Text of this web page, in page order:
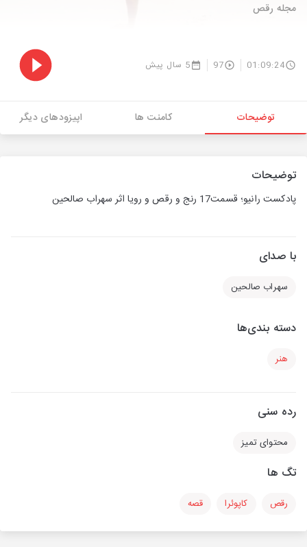
مجله رقص
01:09:24
97 5 سال پیش
توضیحات کامنت ها اپیزودهای دیگر
توضیحات
پادکست رانیو؛ قسمت17 رنج و رقص و رویا اثر سهراب صالحین
با صدای
سهراب صالحین
دسته بندی‌ها
هنر
رده سنی
محتوای تمیز
تگ ها
رقص کاپوئرا قصه